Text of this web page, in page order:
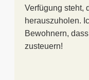
Verfügung steht,
herauszuholen.
Bewohnern,
zusteuern!